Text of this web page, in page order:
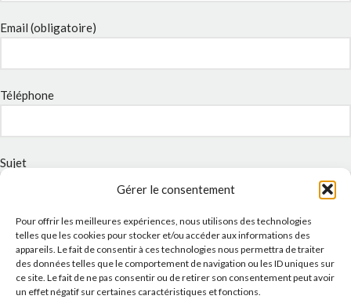
Gérer le consentement
Pour offrir les meilleures expériences, nous utilisons des technologies
telles que les cookies pour stocker et/ou accéder aux informations des
appareils. Le fait de consentir à ces technologies nous permettra de traiter
des données telles que le comportement de navigation ou les ID uniques sur
ce site. Le fait de ne pas consentir ou de retirer son consentement peut avoir
un effet négatif sur certaines caractéristiques et fonctions.
Email (obligatoire)
Téléphone
Sujet
Message